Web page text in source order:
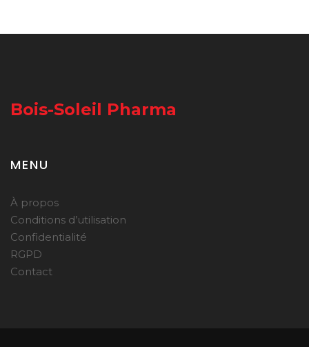
Bois-Soleil Pharma
MENU
À propos
Conditions d’utilisation
Confidentialité
RGPD
Contact